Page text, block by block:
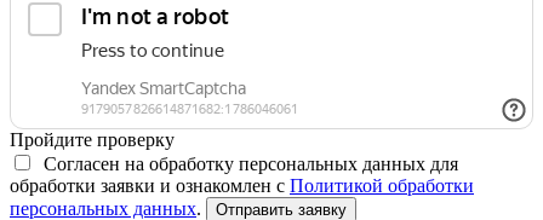
Пройдите проверку
Согласен на обработку персональных данных для
обработки заявки и ознакомлен с Политикой обработки
персональных данных. Отправить заявку